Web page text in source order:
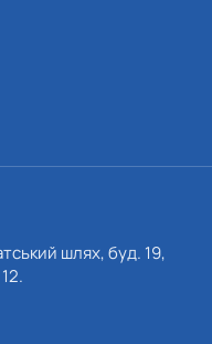
шлях, буд. 19,